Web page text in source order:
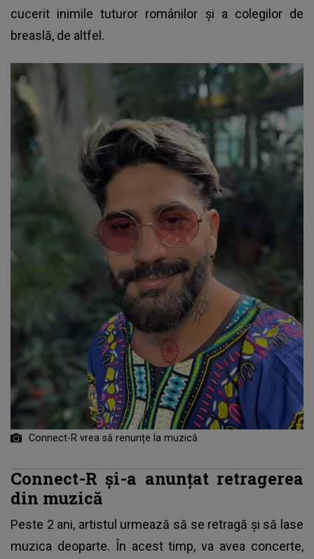
cucerit inimile tuturor românilor și a colegilor de
breaslă, de altfel.
Connect-R vrea să renunțe la muzică
Connect-R și-a anunțat retragerea
din muzică
Peste 2 ani, artistul urmează să se retragă și să lase
muzica deoparte. În acest timp, va avea concerte,